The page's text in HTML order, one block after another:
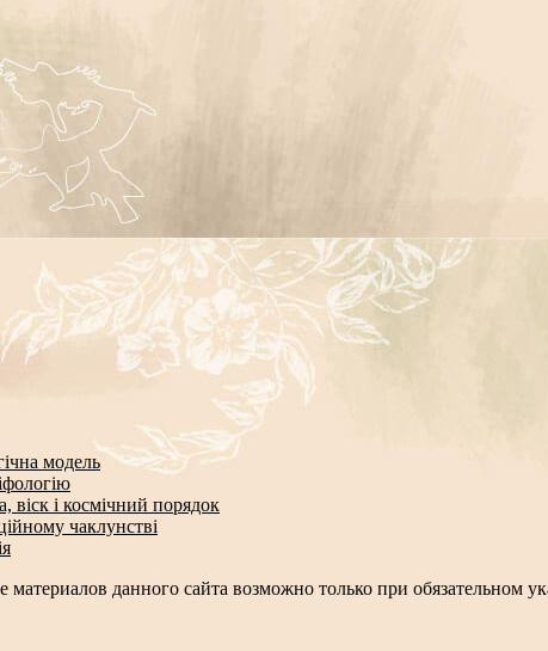
модель
віск і космічний порядок
чаклунстві
данного сайта возможно только при обязательном